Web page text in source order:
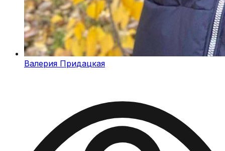
Валерия Придацкая